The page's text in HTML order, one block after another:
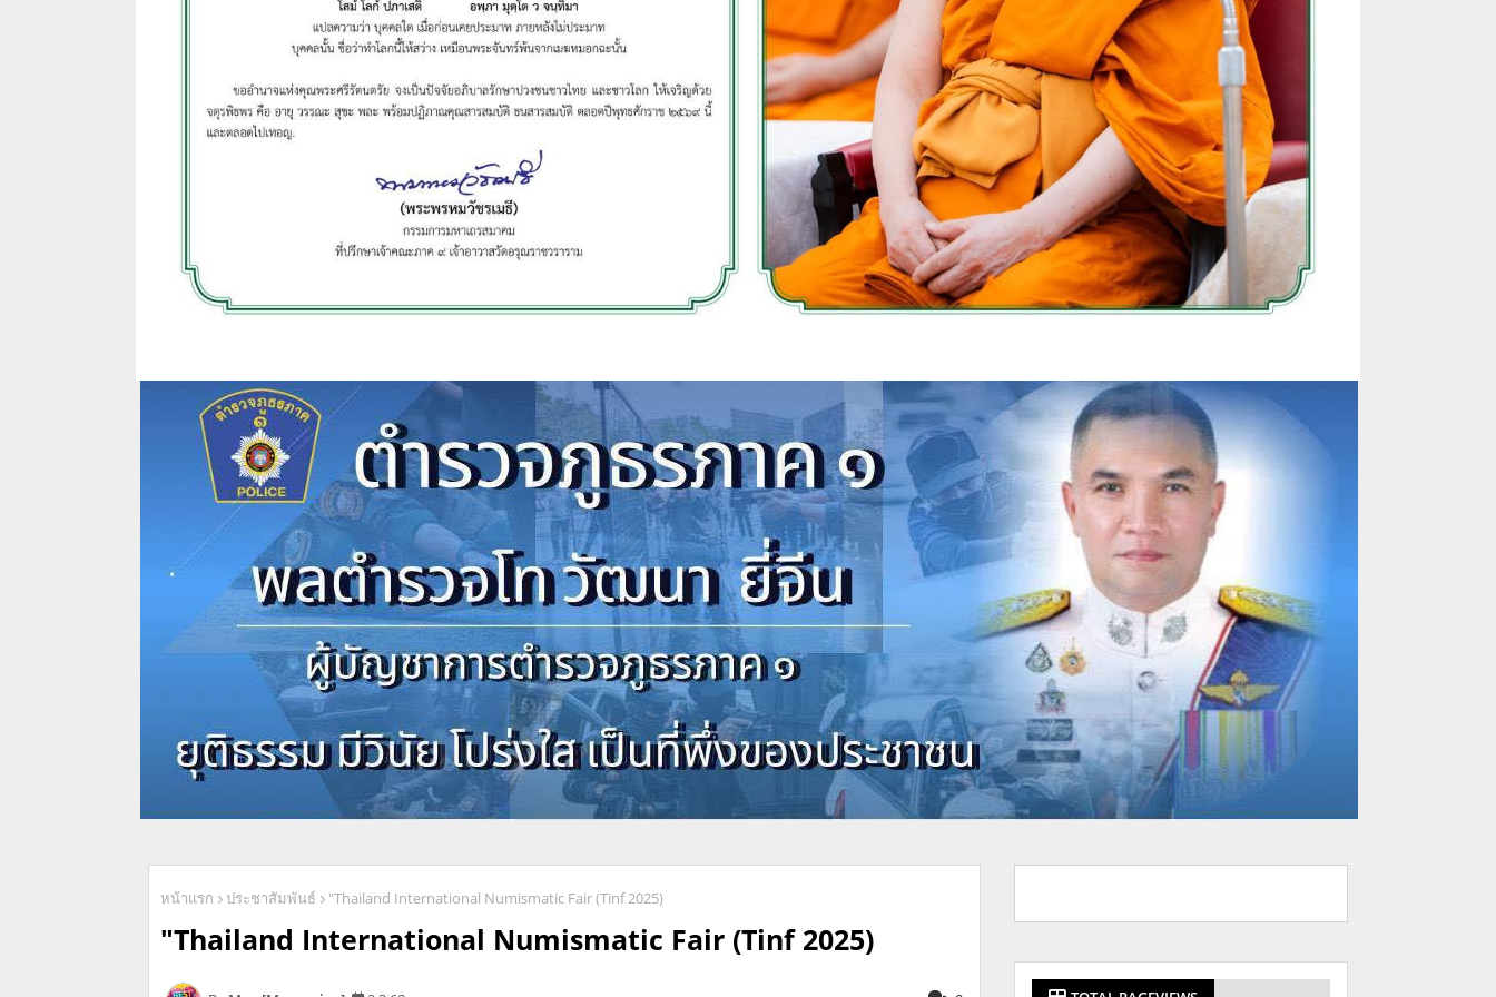
หน้าแรก ประชาสัมพันธ์ "Thailand International Numismatic Fair (Tinf 2025)
"Thailand International Numismatic Fair (Tinf 2025)